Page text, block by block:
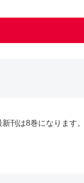
刊は8巻になります。